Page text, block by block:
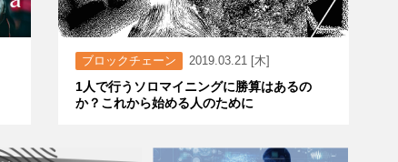
ブロックチェーン 2019.03.21 [木]
1人で行うソロマイニングに勝算はあるの
か？これから始める人のために